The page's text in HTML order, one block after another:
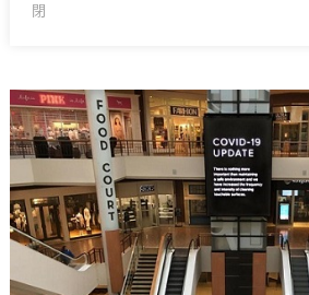
今
(4
月
17，
周
五)
新
閉